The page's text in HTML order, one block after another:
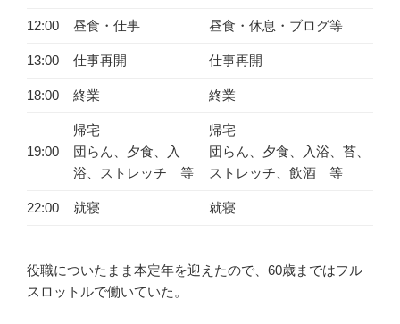
12:00 昼食・仕事 昼食・休息・ブログ等
13:00 仕事再開 仕事再開
18:00 終業 終業
19:00
帰宅
団らん、夕食、入
浴、ストレッチ 等
帰宅
団らん、夕食、入浴、苔、
ストレッチ、飲酒 等
22:00 就寝 就寝
役職についたまま本定年を迎えたので、60歳まではフル
スロットルで働いていた。